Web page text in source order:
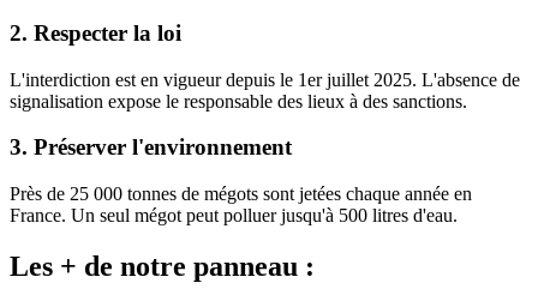
2. Respecter la loi
L'interdiction est en vigueur depuis le 1er juillet 2025. L'absence de
signalisation expose le responsable des lieux à des sanctions.
3. Préserver l'environnement
Près de 25 000 tonnes de mégots sont jetées chaque année en
France. Un seul mégot peut polluer jusqu'à 500 litres d'eau.
Les + de notre panneau :